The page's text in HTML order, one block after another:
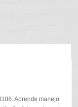
Aprende manejo